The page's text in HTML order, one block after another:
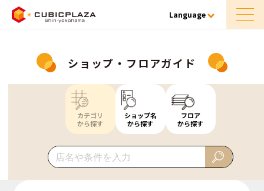
Language
ショップ・フロアガイド
カテゴリ
から探す
ショップ名
から探す
フロア
から探す